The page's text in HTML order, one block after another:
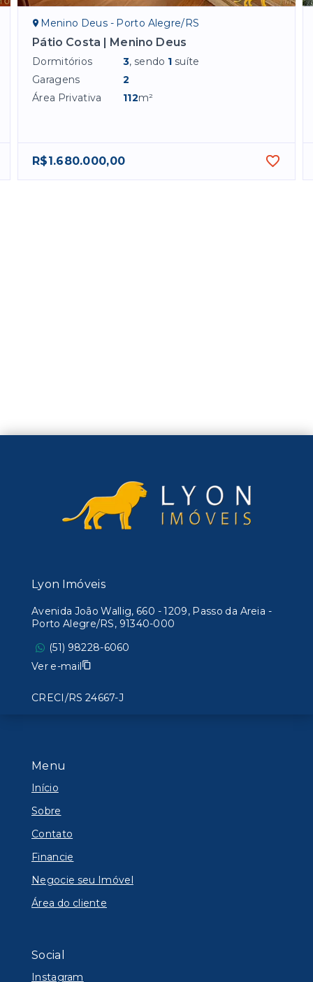
Menino Deus - Porto Alegre/RS
Pátio Costa | Menino Deus
Dormitórios 3, sendo 1 suíte
Garagens
2
Área Privativa
112m²
R$1.680.000,00
Menu
Início
Sobre
Contato
Financie
Negocie seu Imóvel
Área do cliente
Social
Instagram
Lyon Imóveis
Avenida João Wallig, 660 - 1209, Passo da Areia -
Porto Alegre/RS, 91340-000
(51) 98228-6060
Ver e-mail
CRECI/RS 24667-J